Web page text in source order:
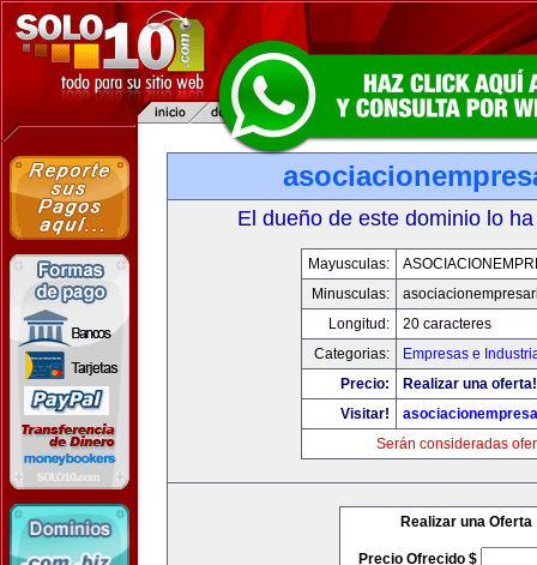
El dueño de este dominio lo
Mayusculas:
Minusculas:
Longitud:
20 caracteres
Categorias:
Empresas e
Precio:
Realizar una oferta!
Visitar!
Serán consideradas
Realizar una Oferta
Precio Ofrecido $